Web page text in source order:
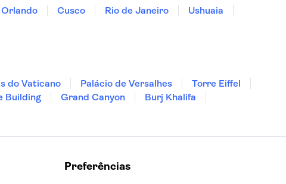
Orlando Cusco Rio de Janeiro
Ushuaia
do Vaticano Palácio de Versalhes
Torre Eiffel
Building Grand Canyon
Burj Khalifa
Preferências